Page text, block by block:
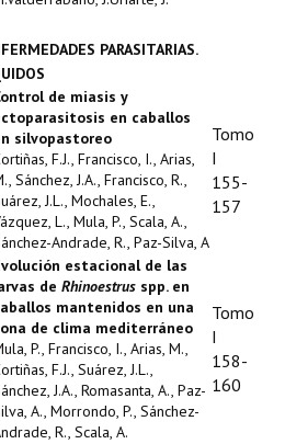
PARASITARIAS.
de miasis y
en caballos
silvopastoreo
F.J., Francisco, I., Arias,
Sánchez, J.A., Francisco, R.,
J.L., Mochales, E.,
L., Mula, P., Scala, A.,
Andrade, R., Paz-Silva, A
Tomo
I
155-
157
estacional de las
de Rhinoestrus spp. en
mantenidos en una
de clima mediterráneo
P., Francisco, I., Arias, M.,
F.J., Suárez, J.L.,
J.A., Romasanta, A., Paz-
A., Morrondo, P., Sánchez-
R., Scala, A.
Tomo
I
158-
160